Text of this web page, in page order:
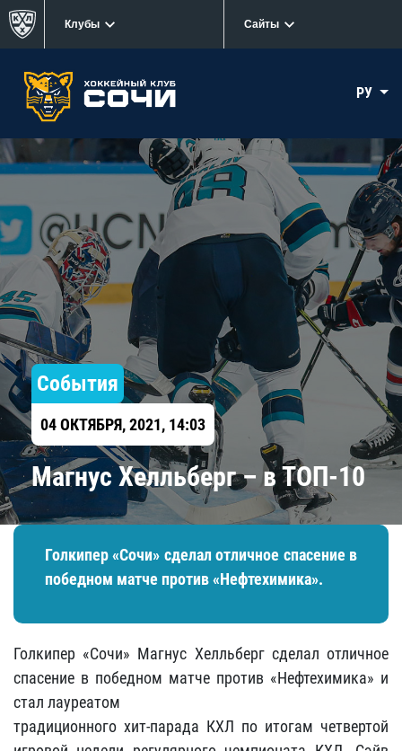
Клубы Сайты
РУ
События
04 ОКТЯБРЯ, 2021, 14:03
Магнус Хелльберг – в ТОП-10
Голкипер «Сочи» сделал отличное спасение в
победном матче против «Нефтехимика».
Голкипер «Сочи» Магнус Хелльберг сделал отличное
спасение в победном матче против «Нефтехимика» и
стал лауреатом
традиционного хит-парада КХЛ по итогам четвертой